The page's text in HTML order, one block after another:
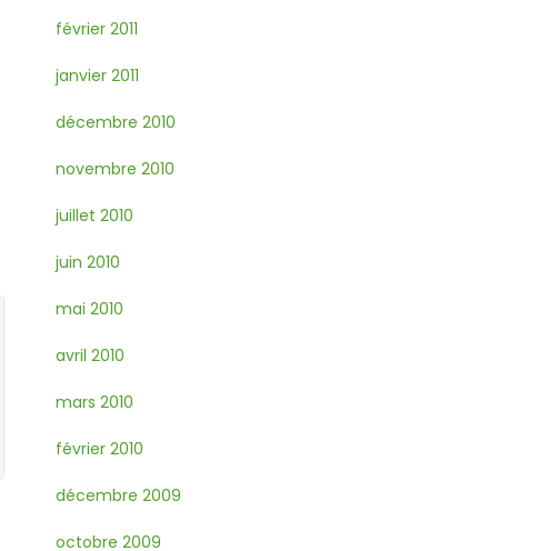
février 2011
janvier 2011
décembre 2010
novembre 2010
juillet 2010
juin 2010
mai 2010
avril 2010
mars 2010
février 2010
décembre 2009
octobre 2009